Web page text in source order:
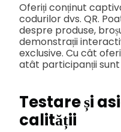
Oferiți conținut
codurilor dvs. QR.
despre produse,
demonstrații
exclusive. Cu cât
atât participanții
Testare și
calității